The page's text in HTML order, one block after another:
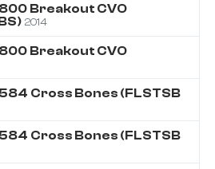
Breakout CVO
2014
Breakout CVO
Cross Bones (FLSTSB
Cross Bones (FLSTSB